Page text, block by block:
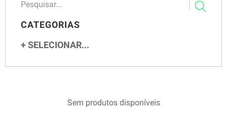
CATEGORIAS
SELECIONAR...
Sem produtos disponíveis